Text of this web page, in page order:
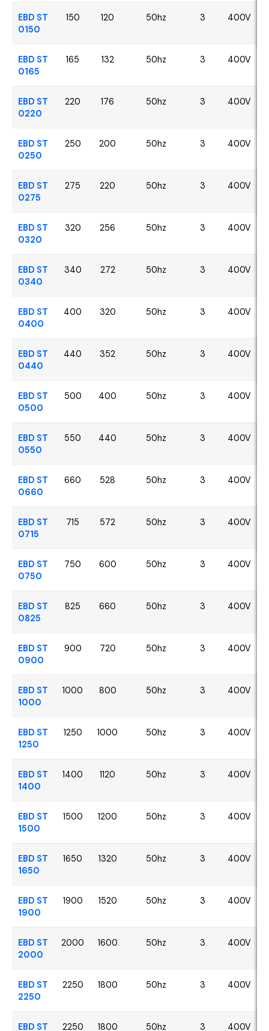
EBD ST
0150
150 120 50hz 3 400V
EBD ST
0165
165 132 50hz 3 400V
EBD ST
0220
220 176 50hz 3 400V
EBD ST
0250
250 200 50hz 3 400V
EBD ST
0275
275 220 50hz 3 400V
EBD ST
0320
320 256 50hz 3 400V
EBD ST
0340
340 272 50hz 3 400V
EBD ST
0400
400 320 50hz 3 400V
EBD ST
0440
440 352 50hz 3 400V
EBD ST
0500
500 400 50hz 3 400V
EBD ST
0550
550 440 50hz 3 400V
EBD ST
0660
660 528 50hz 3 400V
EBD ST
0715
715 572 50hz 3 400V
EBD ST
0750
750 600 50hz 3 400V
EBD ST
0825
825 660 50hz 3 400V
EBD ST
0900
900 720 50hz 3 400V
EBD ST
1000
1000 800 50hz 3 400V
EBD ST
1250
1250 1000 50hz 3 400V
EBD ST
1400
1400 1120 50hz 3 400V
EBD ST
1500
1500 1200 50hz 3 400V
EBD ST
1650
1650 1320 50hz 3 400V
EBD ST
1900
1900 1520 50hz 3 400V
EBD ST
2000
2000 1600 50hz 3 400V
EBD ST
2250
2250 1800 50hz 3 400V
EBD ST
2250 1800 50hz 3 400V